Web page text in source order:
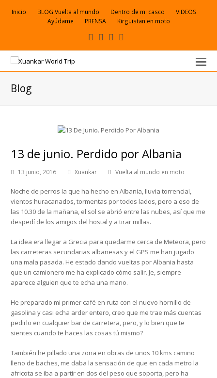
Inicio BLOG Vuelta al mundo Dentro de mi casco
VIDEOS
Ayúdame
PRENSA Kirguistan en moto
Facebook
VK Youtube
electrónico
Blog
13 de junio. Perdido por Albania
13 junio, 2016 Xuankar Vuelta al mundo en moto
Noche de perros la que ha hecho en Albania, lluvia torrencial,
vientos huracanados, tormentas por todos lados, pero a eso de
las 10.30 de la mañana, el sol se abrió entre las nubes, así que me
despedí de los amigos del hostal y a tirar millas.
La idea era llegar a Grecia para quedarme cerca de Meteora, pero
las carreteras secundarias albanesas y el GPS me han jugado
una mala pasada. He estado dando vueltas por Albania hasta
que un camionero me ha explicado cómo salir. Je, siempre
aparece alguien que te echa una mano.
He preparado mi primer café en ruta con el nuevo hornillo de
gasolina y casi echa arder entero, creo que me trae más cuentas
pedirlo en cualquier bar de carretera, pero, y lo bien que te
sientes cuando te haces las cosas tú mismo?
También he pillado una zona en obras de unos 10 kms camino
lleno de baches, me daba la sensación de que en cada metro la
africota se iba a partir en dos del peso que soporta, pero ha